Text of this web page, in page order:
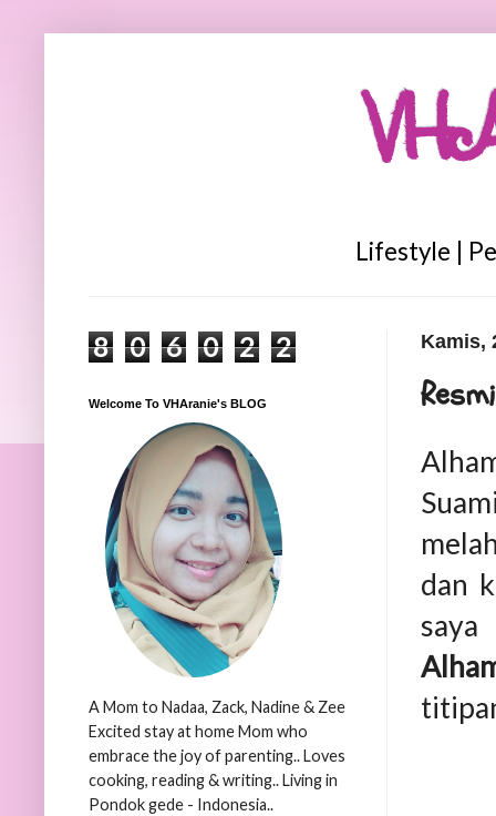
Lifestyle |
Kamis,
dan
8 0 6 0 2 2
Welcome To VHAranie's BLOG
A Mom to Nadaa, Zack, Nadine & Zee
Excited stay at home Mom who
embrace the joy of parenting.. Loves
cooking, reading & writing.. Living in
Pondok gede - Indonesia..